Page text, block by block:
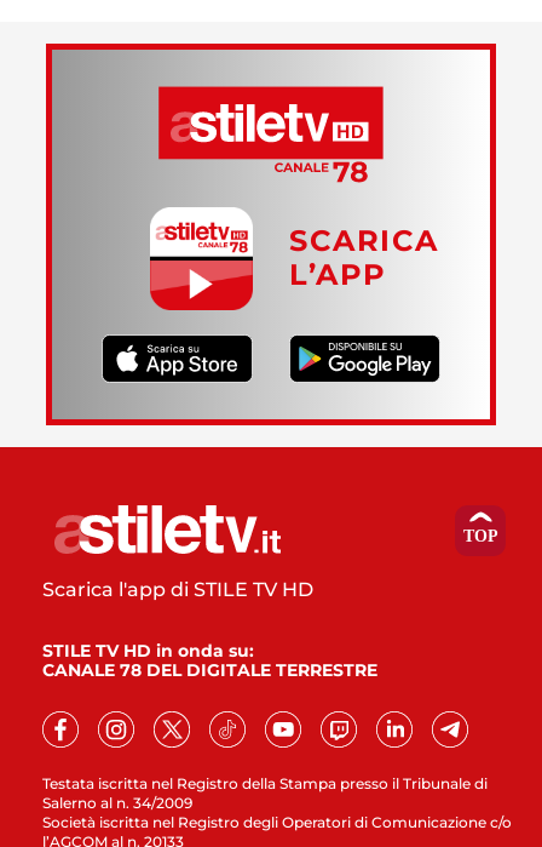
SCARICA
L’APP
Testata iscritta nel Registro della Stampa presso il Tribunale di
Salerno al n. 34/2009
Società iscritta nel Registro degli Operatori di Comunicazione c/o
l’AGCOM al n. 20133
Scarica l'app di STILE TV HD
STILE TV HD in onda su:
CANALE 78 DEL DIGITALE TERRESTRE